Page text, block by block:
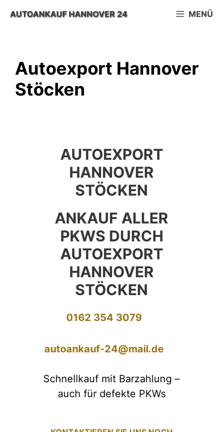
InhaltAUTOANKAUF HANNOVER 24 MENÜ
Autoexport Hannover
Stöcken
AUTOEXPORT
HANNOVER
STÖCKEN
ANKAUF ALLER
PKWS DURCH
AUTOEXPORT
HANNOVER
STÖCKEN
0162 354 3079
autoankauf-24@mail.de
Schnellkauf mit Barzahlung –
auch für defekte PKWs